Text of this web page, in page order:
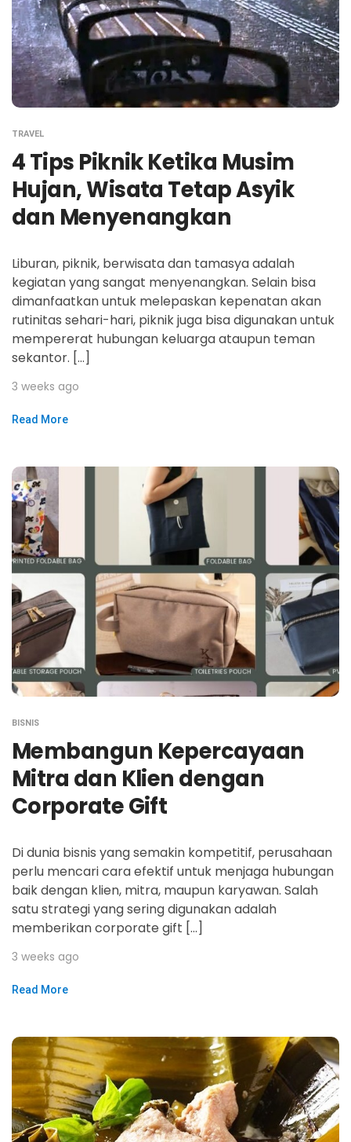
TRAVEL
4 Tips Piknik Ketika Musim
Hujan, Wisata Tetap Asyik
dan Menyenangkan
Liburan, piknik, berwisata dan tamasya adalah
kegiatan yang sangat menyenangkan. Selain bisa
dimanfaatkan untuk melepaskan kepenatan akan
rutinitas sehari-hari, piknik juga bisa digunakan untuk
mempererat hubungan keluarga ataupun teman
sekantor. […]
3 weeks ago
Read More
BISNIS
Membangun Kepercayaan
Mitra dan Klien dengan
Corporate Gift
Di dunia bisnis yang semakin kompetitif, perusahaan
perlu mencari cara efektif untuk menjaga hubungan
baik dengan klien, mitra, maupun karyawan. Salah
satu strategi yang sering digunakan adalah
memberikan corporate gift […]
3 weeks ago
Read More